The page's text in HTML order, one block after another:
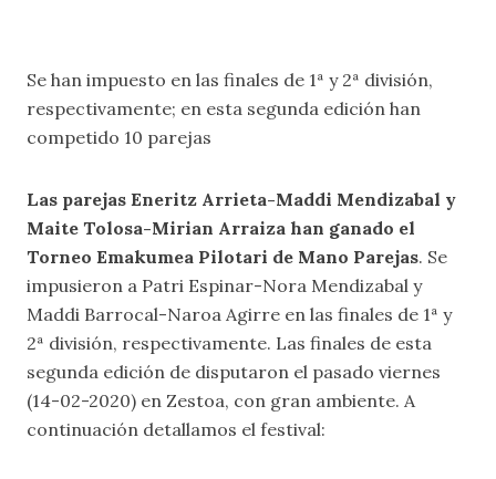
Se han impuesto en las finales de 1ª y 2ª división,
respectivamente; en esta segunda edición han
competido 10 parejas
Las parejas Eneritz Arrieta-Maddi Mendizabal y
Maite Tolosa-Mirian Arraiza han ganado el
Torneo Emakumea Pilotari de Mano Parejas. Se
impusieron a Patri Espinar-Nora Mendizabal y
Maddi Barrocal-Naroa Agirre en las finales de 1ª y
2ª división, respectivamente. Las finales de esta
segunda edición de disputaron el pasado viernes
(14-02-2020) en Zestoa, con gran ambiente. A
continuación detallamos el festival: